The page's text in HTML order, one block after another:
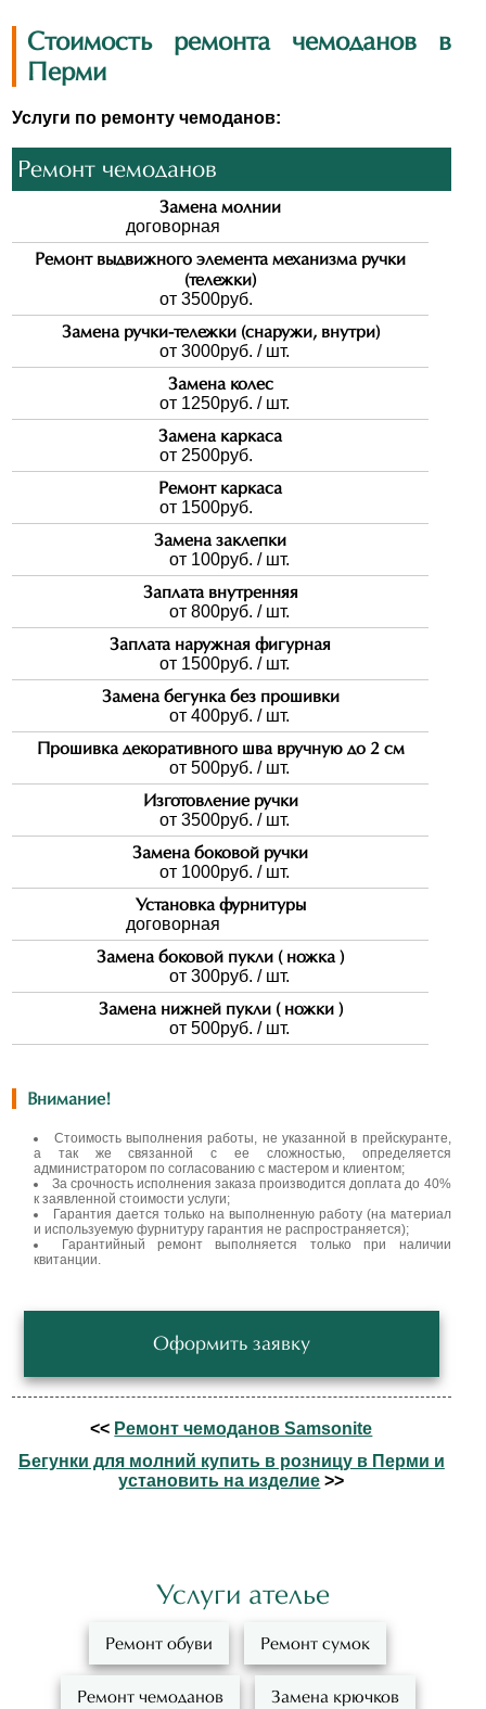
Стоимость ремонта чемоданов в
Перми
Услуги по ремонту чемоданов:
Ремонт чемоданов
Замена молнии
договорная
Ремонт выдвижного элемента механизма ручки
(тележки)
от 3500руб.
Замена ручки-тележки (снаружи, внутри)
от 3000руб. / шт.
Замена колес
от 1250руб. / шт.
Замена каркаса
от 2500руб.
Ремонт каркаса
от 1500руб.
Замена заклепки
от 100руб. / шт.
Заплата внутренняя
от 800руб. / шт.
Заплата наружная фигурная
от 1500руб. / шт.
Замена бегунка без прошивки
от 400руб. / шт.
Прошивка декоративного шва вручную до 2 см
от 500руб. / шт.
Изготовление ручки
от 3500руб. / шт.
Замена боковой ручки
от 1000руб. / шт.
Установка фурнитуры
договорная
Замена боковой пукли ( ножка )
от 300руб. / шт.
Замена нижней пукли ( ножки )
от 500руб. / шт.
Внимание!
Стоимость выполнения работы, не указанной в прейскуранте,
а так же связанной с ее сложностью, определяется
администратором по согласованию с мастером и клиентом;
За срочность исполнения заказа производится доплата до 40%
к заявленной стоимости услуги;
Гарантия дается только на выполненную работу (на материал
и используемую фурнитуру гарантия не распространяется);
Гарантийный ремонт выполняется только при наличии
квитанции.
Оформить заявку
<< Ремонт чемоданов Samsonite
Бегунки для молний купить в розницу в Перми и
установить на изделие >>
Услуги ателье
Ремонт обуви Ремонт сумок
Ремонт чемоданов Замена крючков